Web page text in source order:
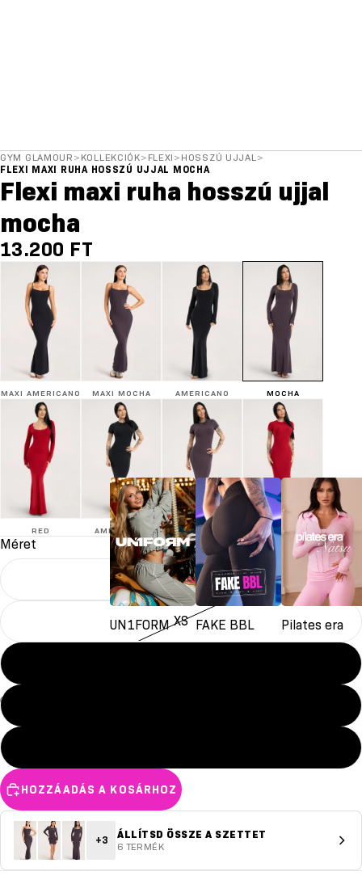
UN1FORM FAKE BBL Pilates era
GYM GLAMOUR > KOLLEKCIÓK> FLEXI > HOSSZÚ UJJAL >
FLEXI MAXI RUHA HOSSZÚ UJJAL MOCHA
Flexi maxi ruha hosszú ujjal
mocha
13.200 FT
MAXI AMERICANO MAXI MOCHA AMERICANO MOCHA
RED AMERICANO MOCHA RED
Méret
XXS
XS
HOZZÁADÁS A KOSÁRHOZ
+3 ÁLLÍTSD ÖSSZE A SZETTET
6 TERMÉK